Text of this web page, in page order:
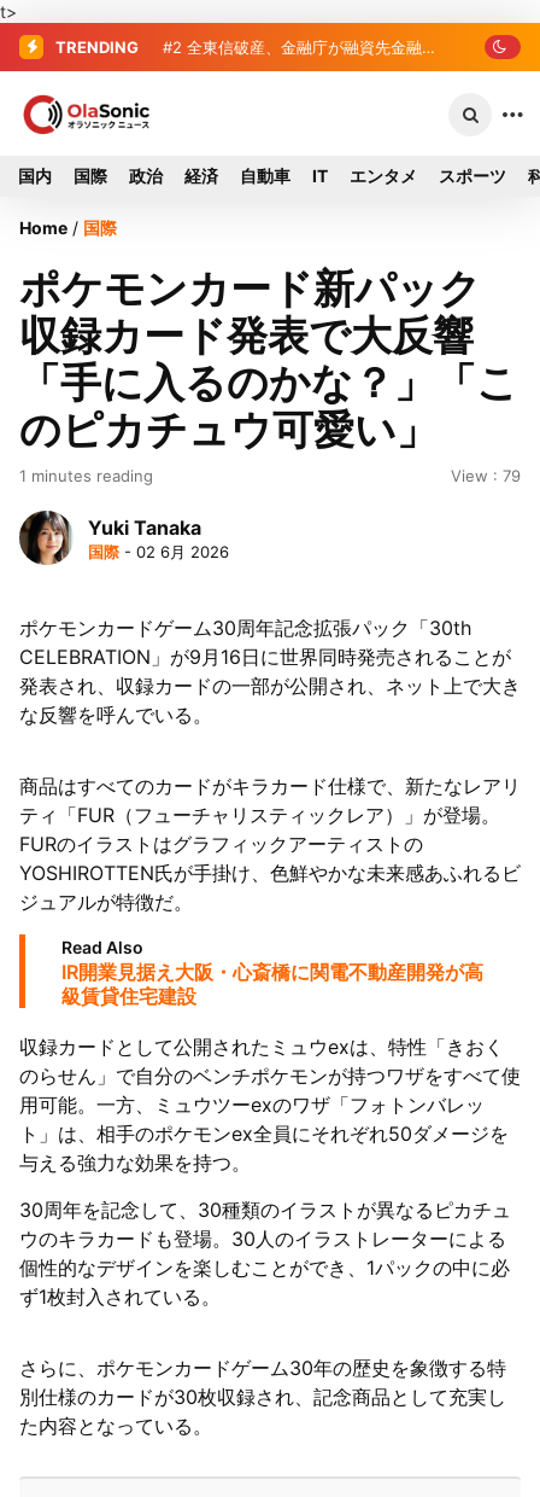
t>
TRENDING #2 全東信破産、金融庁が融資先金
#3 破産した全東信、債権者63金融機
国内 国際 政治 経済 自動車 IT エンタメ スポーツ
Home / 国際
ポケモンカード新パック
収録カード発表で大反響
「手に入るのかな？」「こ
のピカチュウ可愛い」
1 minutes reading View : 79
Yuki Tanaka
国際 - 02 6月 2026
ポケモンカードゲーム30周年記念拡張パック「30th
CELEBRATION」が9月16日に世界同時発売されることが
発表され、収録カードの一部が公開され、ネット上で大き
な反響を呼んでいる。
商品はすべてのカードがキラカード仕様で、新たなレアリ
ティ「FUR（フューチャリスティックレア）」が登場。
FURのイラストはグラフィックアーティストの
YOSHIROTTEN氏が手掛け、色鮮やかな未来感あふれるビ
ジュアルが特徴だ。
Read Also
IR開業見据え大阪・心斎橋に関電不動産開発が高
級賃貸住宅建設
収録カードとして公開されたミュウexは、特性「きおく
のらせん」で自分のベンチポケモンが持つワザをすべて使
用可能。一方、ミュウツーexのワザ「フォトンバレッ
ト」は、相手のポケモンex全員にそれぞれ50ダメージを
与える強力な効果を持つ。
30周年を記念して、30種類のイラストが異なるピカチュ
ウのキラカードも登場。30人のイラストレーターによる
個性的なデザインを楽しむことができ、1パックの中に必
ず1枚封入されている。
さらに、ポケモンカードゲーム30年の歴史を象徴する特
別仕様のカードが30枚収録され、記念商品として充実し
た内容となっている。